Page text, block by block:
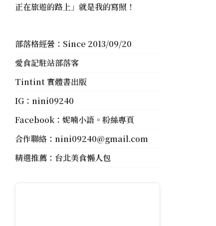
正在旅遊的路上」就是我的寫照！
部落格經營：Since 2013/09/20
愛食記駐站部落客
Tintint 實體書出版
IG：nini09240
Facebook：妮喃小語。粉絲專頁
合作聯絡：nini09240@gmail.com
精選推薦： 台北美食懶人包